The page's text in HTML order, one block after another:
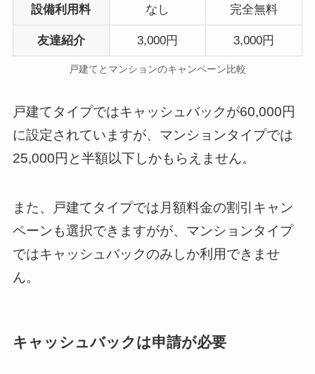
設備利用料 なし 完全無料
友達紹介 3,000円 3,000円
戸建てとマンションのキャンペーン比較
戸建てタイプではキャッシュバックが60,000円
に設定されていますが、マンションタイプでは
25,000円と半額以下しかもらえません。
また、戸建てタイプでは月額料金の割引キャン
ペーンも選択できますがが、マンションタイプ
ではキャッシュバックのみしか利用できませ
ん。
キャッシュバックは申請が必要